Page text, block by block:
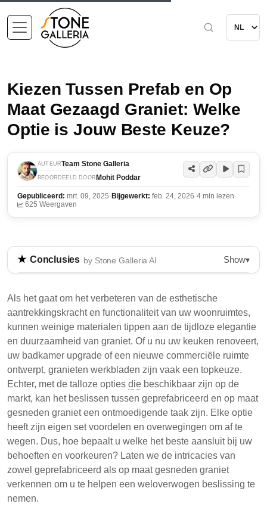
Kiezen Tussen Prefab en Op
Maat Gezaagd Graniet: Welke
Optie is Jouw Beste Keuze?
AUTEURTeam Stone Galleria
BEOORDEELD DOOR Mohit Poddar
Gepubliceerd: mrt. 09, 2025· Bijgewerkt: feb. 24, 2026·4 min lezen·
625 Weergaven
Conclusies by Stone Galleria AI Show▾
vanwege de duurzaamheid en esthetische
aantrekkingskracht. Huiseigenaren kunnen kiezen
tussen prefab graniet, dat kosteneffectief en handig
is, en op maat gezaagd graniet, dat meer
ontwerpflexibiliteit biedt maar tegen hogere kosten en
langere levertijden. De beslissing hangt af van
budget, ontwerpeisen en installatieplanning.
Prefab graniet is fabrieksmatig gemaakt in
standaardformaten, waardoor het betaalbaar en
gemakkelijk te installeren is.
Op maat gezaagd graniet staat voor op maat
gemaakte ontwerpen maar vereist meer tijd en is
doorgaans duurder.
De keuze tussen de twee opties hangt af van de
Als het gaat om het verbeteren van de esthetische
aantrekkingskracht en functionaliteit van uw woonruimtes,
kunnen weinige materialen tippen aan de tijdloze elegantie
en duurzaamheid van graniet. Of u nu uw keuken renoveert,
uw badkamer upgrade of een nieuwe commerciële ruimte
ontwerpt, granieten werkbladen zijn vaak een topkeuze.
Echter, met de talloze opties die beschikbaar zijn op de
markt, kan het beslissen tussen geprefabriceerd en op maat
gesneden graniet een ontmoedigende taak zijn. Elke optie
heeft zijn eigen set voordelen en overwegingen om af te
wegen. Dus, hoe bepaalt u welke het beste aansluit bij uw
behoeften en voorkeuren? Laten we de intricacies van
zowel geprefabriceerd als op maat gesneden graniet
verkennen om u te helpen een weloverwogen beslissing te
nemen.